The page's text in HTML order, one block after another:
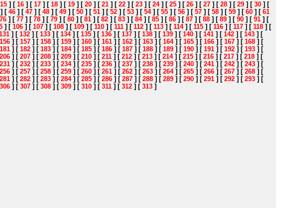
15 ] [ 16 ] [ 17 ] [ 18 ] [ 19 ] [ 20 ] [ 21 ] [ 22 ] [ 23 ] [ 24] [ 25 ] [ 26 ] [ 27 ] [ 28 ] [ 29 ] [ 30 ] [
] [ 46 ] [ 47 ] [ 48 ] [ 49 ] [ 50 ] [ 51 ] [ 52 ] [ 53 ] [ 54] [ 55 ] [ 56 ] [ 57 ] [ 58 ] [ 59 ] [ 60 ] [ 61
76 ] [ 77 ] [ 78 ] [ 79 ] [ 80 ] [ 81 ] [ 82 ] [ 83 ] [ 84] [ 85 ] [ 86 ] [ 87 ] [ 88 ] [ 89 ] [ 90 ] [ 91 ] [
] [ 106 ] [ 107 ] [ 108 ] [ 109 ] [ 110 ] [ 111 ] [ 112 ] [ 113 ] [ 114] [ 115 ] [ 116 ] [ 117 ] [ 118 ] [
] [ 132 ] [ 133 ] [ 134] [ 135 ] [ 136 ] [ 137 ] [ 138 ] [ 139 ] [ 140 ] [ 141 ] [ 142 ] [ 143 ] [
156 ] [ 157 ] [ 158 ] [ 159 ] [ 160 ] [ 161 ] [ 162 ] [ 163 ] [ 164] [ 165 ] [ 166 ] [ 167 ] [ 168 ] [
181 ] [ 182 ] [ 183 ] [ 184] [ 185 ] [ 186 ] [ 187 ] [ 188 ] [ 189 ] [ 190 ] [ 191 ] [ 192 ] [ 193 ] [
206 ] [ 207 ] [ 208 ] [ 209 ] [ 210 ] [ 211 ] [ 212 ] [ 213 ] [ 214] [ 215 ] [ 216 ] [ 217 ] [ 218 ] [
231 ] [ 232 ] [ 233 ] [ 234] [ 235 ] [ 236 ] [ 237 ] [ 238 ] [ 239 ] [ 240 ] [ 241 ] [ 242 ] [ 243 ] [
256 ] [ 257 ] [ 258 ] [ 259 ] [ 260 ] [ 261 ] [ 262 ] [ 263 ] [ 264] [ 265 ] [ 266 ] [ 267 ] [ 268 ] [
281 ] [ 282 ] [ 283 ] [ 284] [ 285 ] [ 286 ] [ 287 ] [ 288 ] [ 289 ] [ 290 ] [ 291 ] [ 292 ] [ 293 ] [
306 ] [ 307 ] [ 308 ] [ 309 ] [ 310 ] [ 311 ] [ 312 ] [ 313 ]